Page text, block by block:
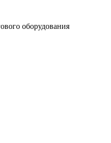
оборудования